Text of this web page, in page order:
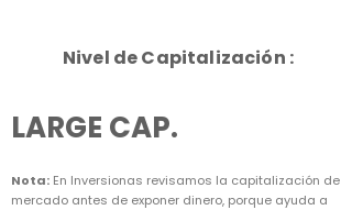
Nivel de Capitalización :
LARGE CAP.
Nota: En Inversionas revisamos la capitalización de
mercado antes de exponer dinero, porque ayuda a